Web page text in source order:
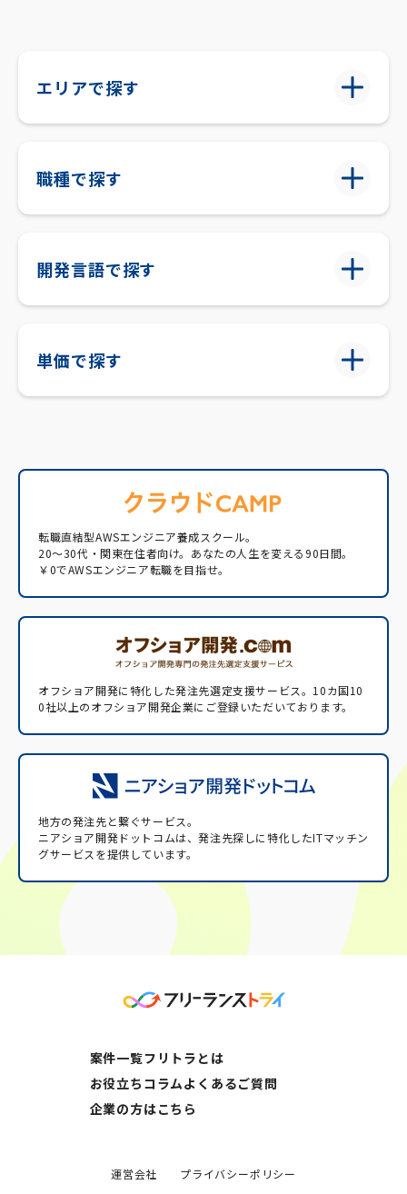
エリアで探す
職種で探す
開発言語で探す
単価で探す
転職直結型AWSエンジニア養成スクール。
20〜30代・関東在住者向け。あなたの人生を変える90日間。
￥0でAWSエンジニア転職を目指せ。
オフショア開発に特化した発注先選定支援サービス。 10カ国10
0社以上のオフショア開発企業にご登録いただいております。
地方の発注先と繋ぐサービス。
ニアショア開発ドットコムは、発注先探しに特化したITマッチン
グサービスを提供しています。
案件一覧フリトラとは
お役立ちコラムよくあるご質問
企業の方はこちら
運営会社 プライバシーポリシー